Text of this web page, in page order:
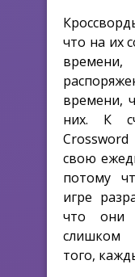
что на их
времени,
них. К
свою
потому
игре
что они
слишком
того,